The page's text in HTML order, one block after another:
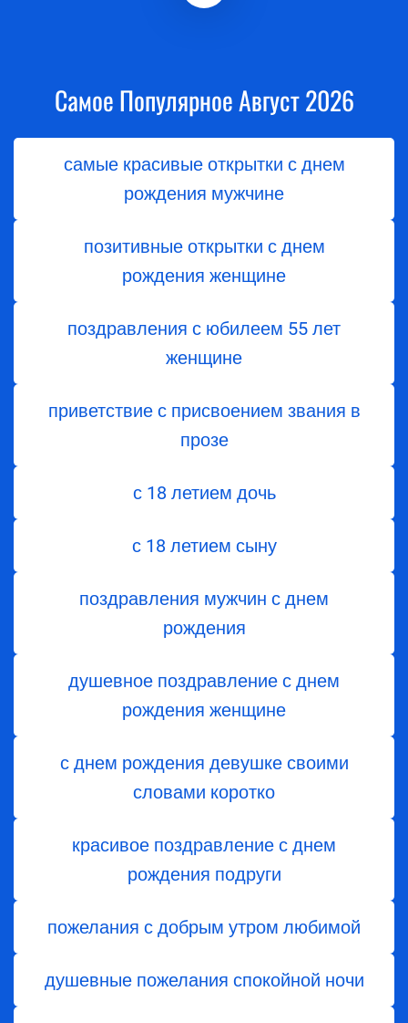
Самое Популярное Август 2026
самые красивые открытки с днем
рождения мужчине
позитивные открытки с днем
рождения женщине
поздравления с юбилеем 55 лет
женщине
приветствие с присвоением звания в
прозе
с 18 летием дочь
с 18 летием сыну
поздравления мужчин с днем
рождения
душевное поздравление с днем
рождения женщине
с днем рождения девушке своими
словами коротко
красивое поздравление с днем
рождения подруги
пожелания с добрым утром любимой
душевные пожелания спокойной ночи